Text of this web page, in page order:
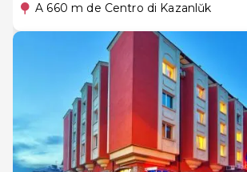
A 660 m de Centro di Kazanlŭk